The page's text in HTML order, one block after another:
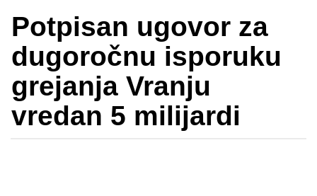
Potpisan ugovor za
dugoročnu isporuku
grejanja Vranju
vredan 5 milijardi